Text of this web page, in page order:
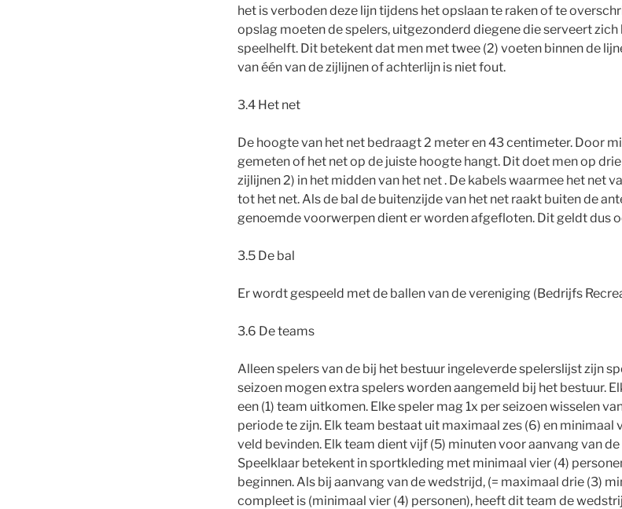
het is verboden deze lijn tijdens het opslaan te raken of te
opslag moeten de spelers, uitgezonderd diegene die serveert zich
speelhelft. Dit betekent dat men met twee (2) voeten binnen de
van één van de zijlijnen of achterlijn is niet fout.
3.4 Het net
De hoogte van het net bedraagt 2 meter en 43 centimeter. Door
gemeten of het net op de juiste hoogte hangt. Dit doet men op drie
zijlijnen 2) in het midden van het net . De kabels waarmee het net
tot het net. Als de bal de buitenzijde van het net raakt buiten de
genoemde voorwerpen dient er worden afgefloten. Dit geldt dus
3.5 De bal
Er wordt gespeeld met de ballen van de vereniging (Bedrijfs
3.6 De teams
Alleen spelers van de bij het bestuur ingeleverde spelerslijst zijn
seizoen mogen extra spelers worden aangemeld bij het bestuur.
een (1) team uitkomen. Elke speler mag 1x per seizoen wisselen
periode te zijn. Elk team bestaat uit maximaal zes (6) en minimaal
veld bevinden. Elk team dient vijf (5) minuten voor aanvang van
Speelklaar betekent in sportkleding met minimaal vier (4)
beginnen. Als bij aanvang van de wedstrijd, (= maximaal drie (3)
compleet is (minimaal vier (4) personen), heeft dit team de